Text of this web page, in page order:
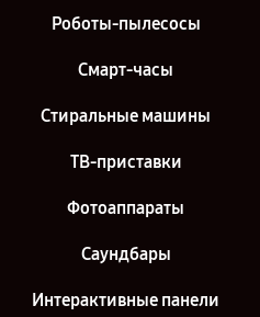
Роботы-пылесосы
Смарт-часы
Стиральные машины
ТВ-приставки
Фотоаппараты
Саундбары
Интерактивные панели